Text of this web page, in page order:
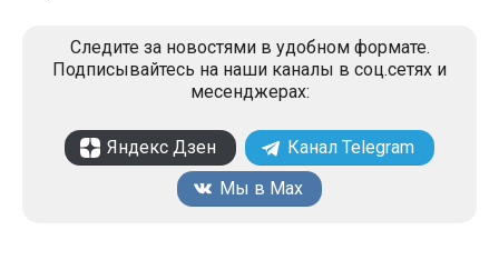
Следите за новостями в удобном формате.
Подписывайтесь на наши каналы в соц.сетях и
месенджерах:
Яндекс Дзен
Канал Telegram
Мы в Max